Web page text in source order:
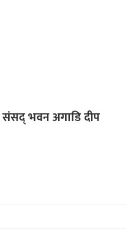
भवन अगाडि दीप